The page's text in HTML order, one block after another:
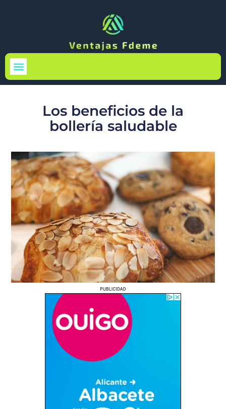
Los beneficios de la
bollería saludable